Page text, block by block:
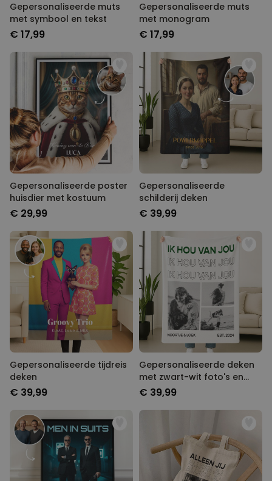
Gepersonaliseerde muts
met symbool en tekst
€ 17,99
Gepersonaliseerde muts
met monogram
€ 17,99
Gepersonaliseerde poster
huisdier met kostuum
€ 29,99
Gepersonaliseerde
schilderij deken
€ 39,99
Gepersonaliseerde tijdreis
deken
€ 39,99
Gepersonaliseerde deken
met zwart-wit foto's en
tekst
€ 39,99